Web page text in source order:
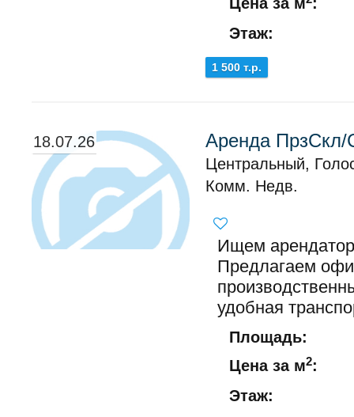
Этаж:
1 500 т.р.
18.07.26 Аренда ПрзСкл/
Центральный,
Комм. Недв.
Ищем
Предлагаем
удобная
Площадь:
Цена за м2:
Этаж: